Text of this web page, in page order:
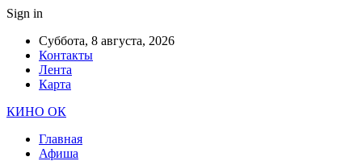
Sign in
Суббота, 8 августа, 2026
Контакты
Лента
Карта
КИНО ОК
Главная
Афиша